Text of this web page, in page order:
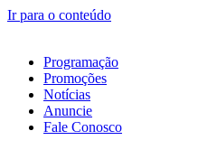
Ir para o conteúdo
Programação
Promoções
Notícias
Anuncie
Fale Conosco